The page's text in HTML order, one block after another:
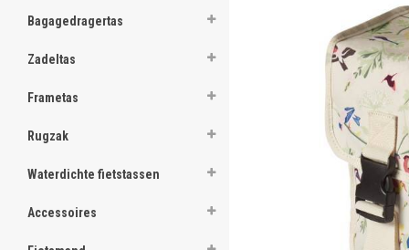
Bagagedragertas
Zadeltas
Frametas
Rugzak
Waterdichte fietstassen
Accessoires